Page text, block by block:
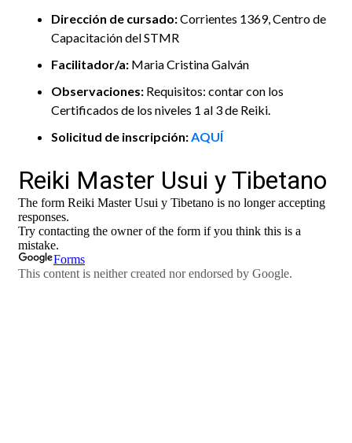
Dirección de cursado:Corrientes 1369, Centro de
Capacitación del STMR
Facilitador/a: Maria Cristina Galván
Observaciones: Requisitos: contar con los
Certificados de los niveles 1 al 3 de Reiki.
Solicitud de inscripción: AQUÍ